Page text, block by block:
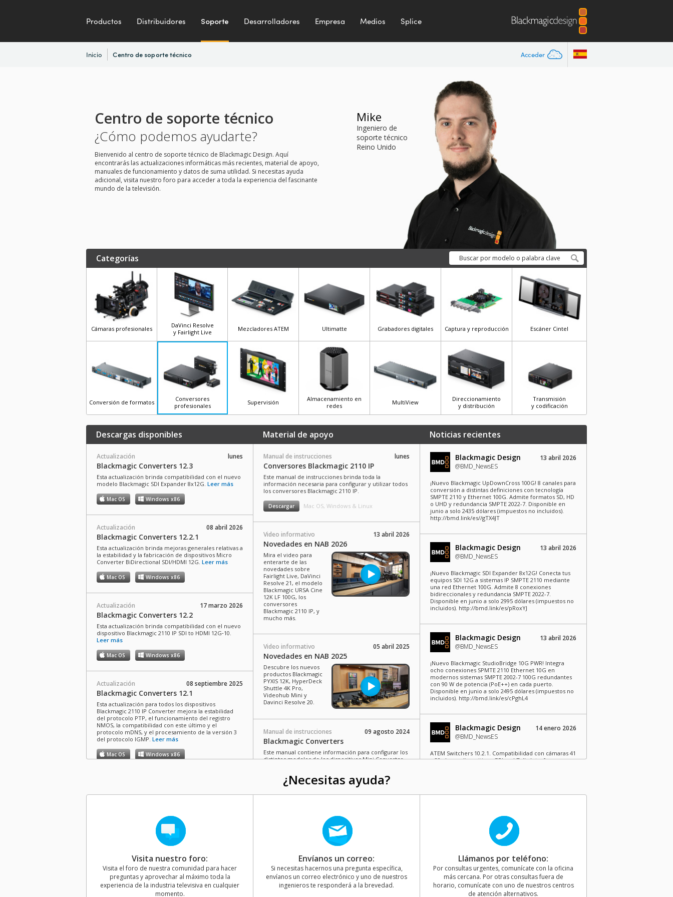
Productos Distribuidores Soporte Desarrolladores Empresa Medios Splice
Inicio Centro de soporte técnico Acceder
Centro de soporte técnico
¿Cómo podemos ayudarte?
Bienvenido al centro de soporte técnico de Blackmagic Design. Aquí
encontrarás las actualizaciones informáticas más recientes, material de apoyo,
manuales de funcionamiento y datos de suma utilidad. Si necesitas ayuda
adicional, visita nuestro foro para acceder a toda la experiencia del fascinante
mundo de la televisión.
Mike
Ingeniero de
soporte técnico
Reino Unido
Categorías
Cámaras profesionales
DaVinci Resolve
y Fairlight Live
Mezcladores ATEM Ultimatte Grabadores digitales Captura y reproducción Escáner Cintel
Conversión de formatos
Conversores
profesionales
Supervisión
Almacenamiento en
redes
MultiView
Direccionamiento
y distribución
Transmisión
y codificación
Descargas disponibles Material de apoyo Noticias recientes
Actualización lunes
Blackmagic Converters 12.3
Esta actualización brinda compatibilidad con el nuevo
modelo Blackmagic SDI Expander 8x12G. Leer más
Mac OS Windows x86
Actualización 08 abril 2026
Blackmagic Converters 12.2.1
Esta actualización brinda mejoras generales relativas a
la estabilidad y la fabricación de dispositivos Micro
Converter BiDirectional SDI/HDMI 12G. Leer más
Mac OS Windows x86
Actualización 17 marzo 2026
Blackmagic Converters 12.2
Esta actualización brinda compatibilidad con el nuevo
dispositivo Blackmagic 2110 IP SDI to HDMI 12G‑10.
Leer más
Mac OS Windows x86
Actualización 08 septiembre 2025
Blackmagic Converters 12.1
Esta actualización para todos los dispositivos
Blackmagic 2110 IP Converter mejora la estabilidad
del protocolo PTP, el funcionamiento del registro
NMOS, la compatibilidad con este último y el
protocolo mDNS, y el procesamiento de la versión 3
del protocolo IGMP. Leer más
Mac OS Windows x86
Blackmagic Converters 12.0
Windows x86
Actualización
Blackmagic Converters 11.0
Esta actualización brinda compatibilidad con el nuevo
Blackmagic 2110 IP UpDownCross 12G. Leer más
Manual de instrucciones lunes
Conversores Blackmagic 2110 IP
Este manual de instrucciones brinda toda la
información necesaria para configurar y utilizar todos
los conversores Blackmagic 2110 IP.
Descargar Mac OS, Windows & Linux
Video informativo 13 abril 2026
Novedades en NAB 2026
Mira el video para
enterarte de las
novedades sobre
Fairlight Live, DaVinci
Resolve 21, el modelo
Blackmagic URSA Cine
12K LF 100G, los
conversores
Blackmagic 2110 IP, y
mucho más.
Video informativo 05 abril 2025
Novedades en NAB 2025
Descubre los nuevos
productos Blackmagic
PYXIS 12K, HyperDeck
Shuttle 4K Pro,
Videohub Mini y
Davinci Resolve 20.
Manual de instrucciones 09 agosto 2024
Blackmagic Converters
Este manual contiene información para configurar los
distintos modelos de los dispositivos Mini Converter,
Descargar Mac OS, Windows & Linux
Manual de instrucciones
ATEM Microphone Converter
Este manual de instrucciones brinda toda la
información necesaria para configurar y utilizar el
Descargar Mac OS & Windows
Blackmagic Design
@BMD_NewsES
13 abril 2026
¡Nuevo Blackmagic UpDownCross 100G! 8 canales para
conversión a distintas definiciones con tecnología
SMPTE 2110 y Ethernet 100G. Admite formatos SD, HD
o UHD y redundancia SMPTE 2022-7. Disponible en
junio a solo 2435 dólares (impuestos no incluidos).
http://bmd.link/es//gTX4JT
Blackmagic Design
@BMD_NewsES
13 abril 2026
¡Nuevo Blackmagic SDI Expander 8x12G! Conecta tus
equipos SDI 12G a sistemas IP SMPTE 2110 mediante
una red Ethernet 100G. Admite 8 conexiones
bidireccionales y redundancia SMPTE 2022-7.
Disponible en junio a solo 2995 dólares (impuestos no
incluidos). http://bmd.link/es/pRoxYJ
Blackmagic Design
@BMD_NewsES
13 abril 2026
¡Nuevo Blackmagic StudioBridge 10G PWR! Integra
ocho conexiones SPMTE 2110 Ethernet 10G en
modernos sistemas SMPTE 2002-7 100G redundantes
con 90 W de potencia (PoE++) en cada puerto.
Disponible en junio a solo 2495 dólares (impuestos no
incluidos). http://bmd.link/es/cPghL4
Blackmagic Design
@BMD_NewsES
14 enero 2026
ATEM Switchers 10.2.1. Compatibilidad con cámaras 41
a 80 al usar dispositivos GPI and Tally Interface con
DaVinci Resolve 21.0.4. Revinculación de clips proxy
con diferentes extensiones de archivo y
compatibilidad con más formatos X-OCN, así como
seleccionados en la línea de tiempo. Disponible ya:
https://bmd.link/es/xddFzx
Blackmagic Design
¿Necesitas ayuda?
Visita nuestro foro:
Visita el foro de nuestra comunidad para hacer
preguntas y aprovechar al máximo toda la
experiencia de la industria televisiva en cualquier
momento.
Envíanos un correo:
Si necesitas hacernos una pregunta específica,
envíanos un correo electrónico y uno de nuestros
ingenieros te responderá a la brevedad.
Llámanos por teléfono:
Por consultas urgentes, comunícate con la oficina
más cercana. Por otras consultas fuera de
horario, comunícate con uno de nuestros centros
de atención alternativos.